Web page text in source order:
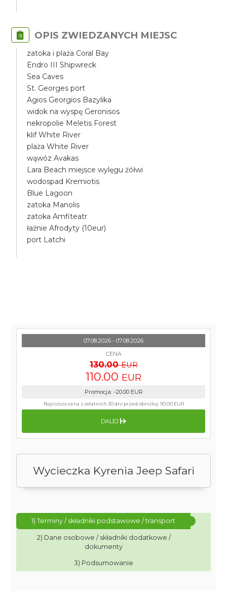
OPIS ZWIEDZANYCH MIEJSC
zatoka i plaża Coral Bay
Endro III Shipwreck
Sea Caves
St. Georges port
Agios Georgios Bazylika
widok na wyspę Geronisos
nekropolie Meletis Forest
klif White River
plaża White River
wąwóz Avakas
Lara Beach miejsce wylęgu żółwi
wodospad Kremiotis
Blue Lagoon
zatoka Manolis
zatoka Amfiteatr
łaźnie Afrodyty (10eur)
port Latchi
Wycieczka Kyrenia Jeep Safari
1) Terminy / składniki podstawowe / transport
2) Dane osobowe / składniki dodatkowe /
dokumenty
3) Podsumowanie
07.08.2026 - 07.08.2026
CENA
130.00 EUR
110.00 EUR
Promocja: -20.00 EUR
Najniższa cena z ostatnich 30 dni przed obniżką:90.00 EUR
DALEJ